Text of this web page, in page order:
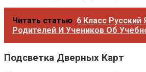
Читать статью 6 Класс
Родителей И Учеников Об
Подсветка Дверных Карт